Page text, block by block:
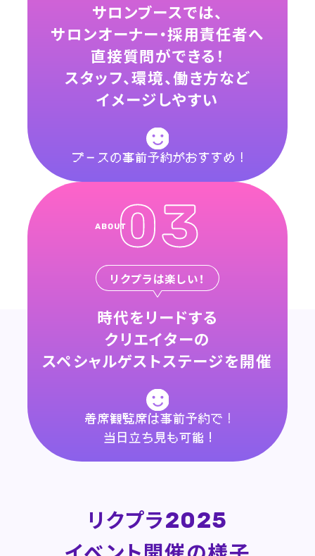
サロンブースでは、
サロンオーナー・採用責任者へ
直接質問ができる！
スタッフ、環境、働き方など
イメージしやすい
リクプラは楽しい！
時代をリードする
クリエイターの
スペシャルゲストステージを開催
リクプラ2025